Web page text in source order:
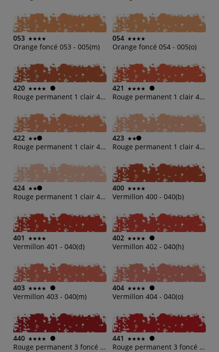
053
Orange foncé 053 - 005(m)
054
Orange foncé 054 - 005(o)
420
Rouge permanent 1 clair 420 - 042(b)
421
Rouge permanent 1 clair 421 - 042(d)
422
Rouge permanent 1 clair 422 - 042(h)
423
Rouge permanent 1 clair 423 - 042(m)
424
Rouge permanent 1 clair 424 - 042(o)
400
Vermillon 400 - 040(b)
401
Vermillon 401 - 040(d)
402
Vermillon 402 - 040(h)
403
Vermillon 403 - 040(m)
404
Vermillon 404 - 040(o)
440
Rouge permanent 3 foncé 440 - 044(b)
441
Rouge permanent 3 foncé 441 - 044(d)